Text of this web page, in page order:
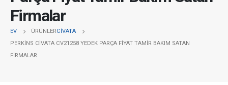
Firmalar
EV ÜRÜNLERCIVATA
PERKINS CIVATA CV21258 YEDEK PARÇA FIYAT TAMIR BAKIM SATAN
FIRMALAR